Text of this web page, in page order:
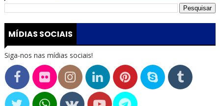
MÍDIAS SOCIAIS
Siga-nos nas mídias sociais!